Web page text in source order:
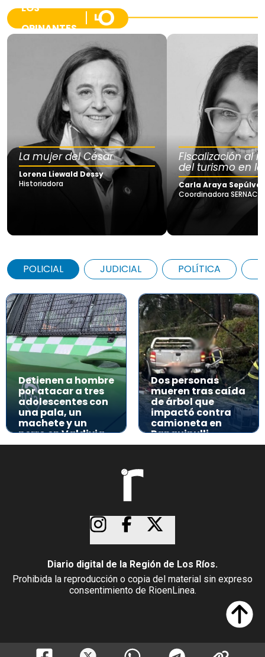
LOS
OPINANTES
La mujer del César
Lorena Liewald Dessy
Historiadora
Fiscalización al
del turismo en
Carla Araya
Coordinadora SERNAC
POLICIAL JUDICIAL POLÍTICA
Detienen a hombre
por atacar a tres
adolescentes con
una pala, un
machete y un
perro en Valdivia
Dos personas
mueren tras caída
de árbol que
impactó contra
camioneta en
Panguipulli
Diario digital de la Región de Los Ríos.
Prohibida la reproducción o copia del material sin expreso
consentimiento de RioenLinea.